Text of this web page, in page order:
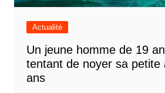
Actualité
Un jeune homme de 19
tentant de noyer sa petite
ans